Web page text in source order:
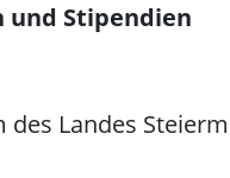
und Stipendien
Landes